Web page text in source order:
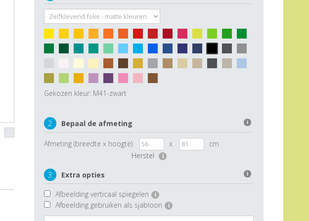
Gekozen kleur: M41-zwart
2 Bepaal de afmeting i
Afmeting (breedte x hoogte) x
cm
Herstel
i
3 Extra opties i
Afbeelding verticaal spiegelen i
Afbeelding gebruiken als sjabloon i